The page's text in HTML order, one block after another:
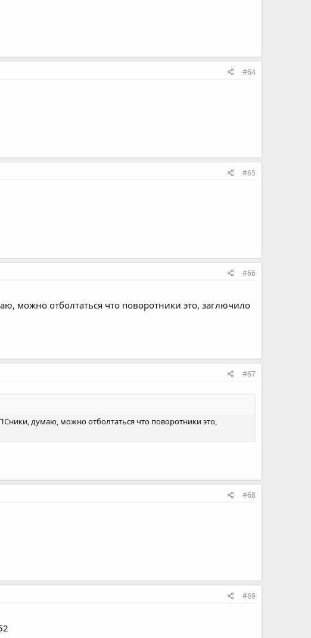
#64
#65
#66
можно отболтаться что поворотники это, заглючило
#67
думаю, можно отболтаться что поворотники это,
#68
#69